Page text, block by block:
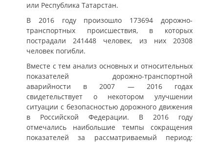
или Республика Татарстан.
В 2016 году произошло 173694 дорожно-
транспортных происшествия, в которых
пострадали 241448 человек, из них 20308
человек погибли.
Вместе с тем анализ основных и относительных
показателей дорожно-транспортной
аварийности в 2007 — 2016 годах
свидетельствует о некотором улучшении
ситуации с безопасностью дорожного движения
в Российской Федерации. В 2016 году
отмечались наибольшие темпы сокращения
показателей за рассматриваемый период: